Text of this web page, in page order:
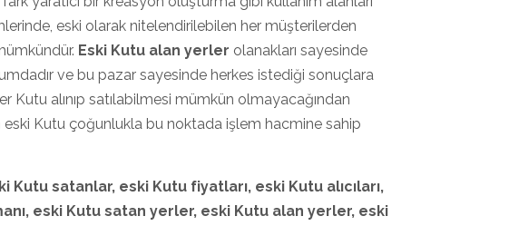
eski olarak nitelendirilebilen her müşterilerden
Eski Kutu alan yerler olanakları sayesinde
ve bu pazar sayesinde herkes istediği sonuçlara
Kutu alınıp satılabilmesi mümkün olmayacağından
eski Kutu çoğunlukla bu noktada işlem hacmine sahip
Kutu satanlar, eski Kutu fiyatları, eski Kutu alıcıları,
eski Kutu satan yerler, eski Kutu alan yerler, eski